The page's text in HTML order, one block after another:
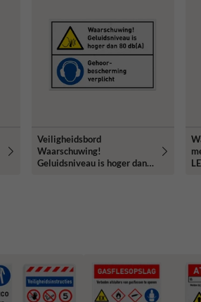
Veiligheidsbord
Waarschuwing!
Geluidsniveau is hoger dan